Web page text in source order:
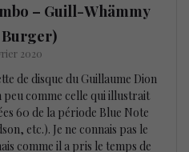
– Guill-Whämmy
Burger)
2020
de disque du Guillaume Dion
comme celle qui illustrait
60 de la période Blue Note
etc.). Je ne connais pas le
comme il a pris le temps de